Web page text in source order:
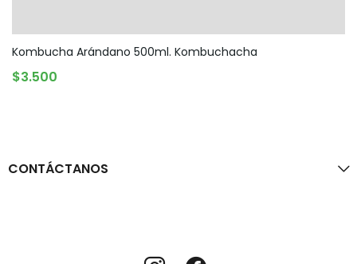
Kombucha Arándano 500ml. Kombuchacha
$3.500
AGREGAR AL CARRITO
CONTÁCTANOS